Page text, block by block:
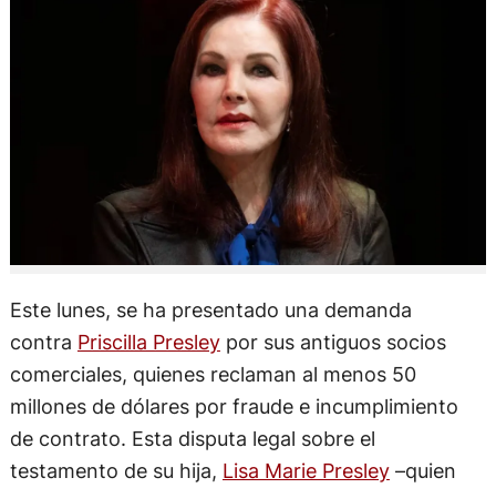
Este lunes, se ha presentado una demanda
contra Priscilla Presleypor sus antiguos socios
comerciales, quienes reclaman al menos 50
millones de dólares por fraude e incumplimiento
de contrato. Esta disputa legal sobre el
testamento de su hija, Lisa Marie Presley–quien